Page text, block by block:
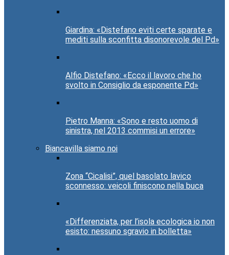
Giardina: «Distefano eviti certe sparate e
mediti sulla sconfitta disonorevole del Pd»
Alfio Distefano: «Ecco il lavoro che ho
svolto in Consiglio da esponente Pd»
Pietro Manna: «Sono e resto uomo di
sinistra, nel 2013 commisi un errore»
Biancavilla siamo noi
Zona “Cicalisi”, quel basolato lavico
sconnesso: veicoli finiscono nella buca
«Differenziata, per l’isola ecologica io non
esisto: nessuno sgravio in bolletta»